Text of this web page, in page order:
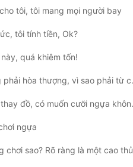
tôi, tôi mang mọi người bay
tôi tính tiền, Ok?
quá khiêm tốn!
hòa thượng, vì sao phải từ chối?
đồ, có muốn cưỡi ngựa không?
ngựa
chơi sao? Rõ ràng là một cao thủ